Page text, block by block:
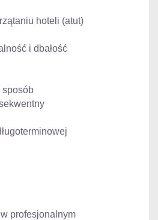
hoteli (atut)
i dbałość
sposób
profesjonalnym